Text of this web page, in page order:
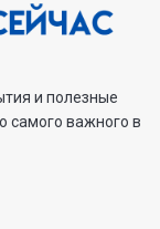
и полезные
самого важного в